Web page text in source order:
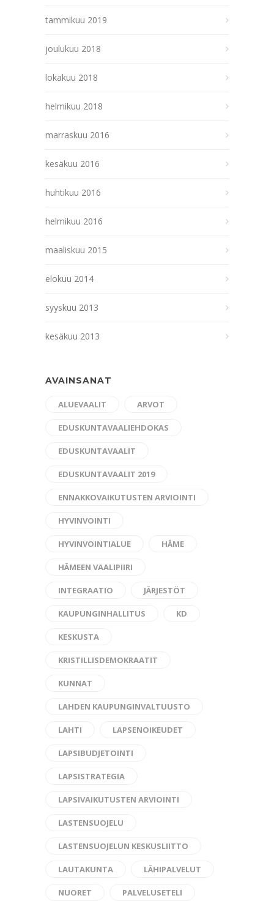
tammikuu 2019
joulukuu 2018
lokakuu 2018
helmikuu 2018
marraskuu 2016
kesäkuu 2016
huhtikuu 2016
helmikuu 2016
maaliskuu 2015
elokuu 2014
syyskuu 2013
kesäkuu 2013
AVAINSANAT
ALUEVAALIT ARVOT
EDUSKUNTAVAALIEHDOKAS
EDUSKUNTAVAALIT
EDUSKUNTAVAALIT 2019
ENNAKKOVAIKUTUSTEN ARVIOINTI
HYVINVOINTI
HYVINVOINTIALUE HÄME
HÄMEEN VAALIPIIRI
INTEGRAATIO JÄRJESTÖT
KAUPUNGINHALLITUS KD
KESKUSTA
KRISTILLISDEMOKRAATIT
KUNNAT
LAHDEN KAUPUNGINVALTUUSTO
LAHTI LAPSENOIKEUDET
LAPSIBUDJETOINTI
LAPSISTRATEGIA
LAPSIVAIKUTUSTEN ARVIOINTI
LASTENSUOJELU
LASTENSUOJELUN KESKUSLIITTO
LAUTAKUNTA LÄHIPALVELUT
NUORET PALVELUSETELI